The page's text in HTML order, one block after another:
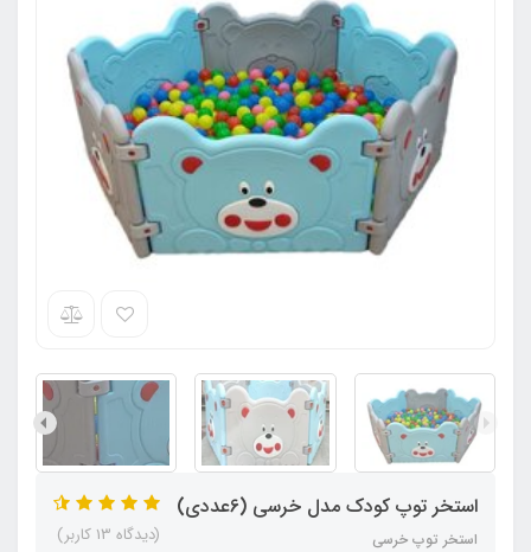
استخر توپ کودک مدل خرسی (6عددی)
استخر توپ خرسی (دیدگاه 13 کاربر)